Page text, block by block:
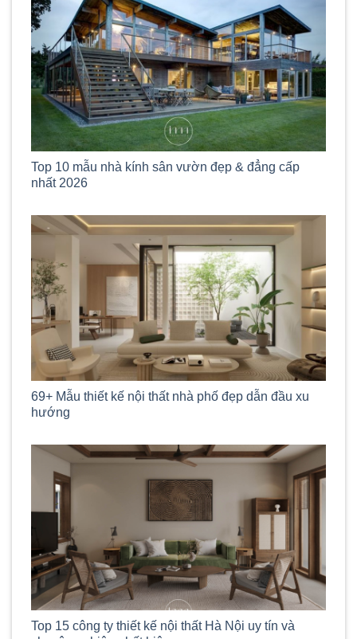
Top 10 mẫu nhà kính sân vườn đẹp & đẳng cấp
nhất 2026
69+ Mẫu thiết kế nội thất nhà phố đẹp dẫn đầu xu
hướng
Top 15 công ty thiết kế nội thất Hà Nội uy tín và